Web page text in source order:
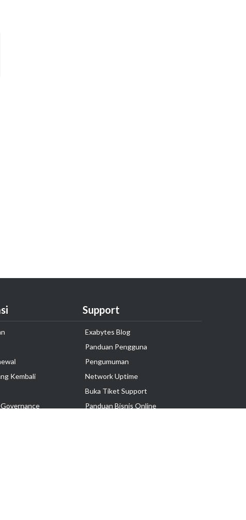
Kembali
Support
Exabytes Blog
Panduan Pengguna
Pengumuman
Network Uptime
Buka Tiket Support
Panduan Bisnis Online